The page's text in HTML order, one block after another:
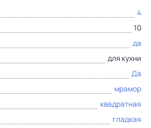
4
10
да
для кухни
Да
мрамор
квадратная
гладкая